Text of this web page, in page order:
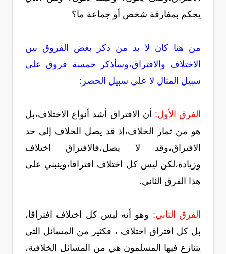
يحكم بمفارقة شخص أو جماعة ما؟
من هنا كان لا بد من ذكر بعض الفروق بين
الاختلاف والافتراق،وسأذكر خمسة فروق على
سبيل المثال لا على سبيل الحصر:
الفرق الأول: أن الافتراق أشد أنواع الاختلاف،بل
هو من ثمار الخلاف،إذ قد يصل الخلاف إلى حد
الافتراق،وقد لا يصل،فالافتراق اختلاف
وزيادة،لكن ليس كل اختلاف افتراقا،وينبني على
هذا الفرق الثاني.
الفرق الثاني: وهو أنه ليس كل اختلاف افتراقا،
بل كل افتراق اختلاف ، فكثير من المسائل التي
يتنازع فيها المسلمون هي من المسائل الخلافية،